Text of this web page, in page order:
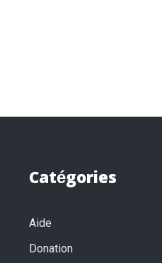
Catégories
Aide
Donation